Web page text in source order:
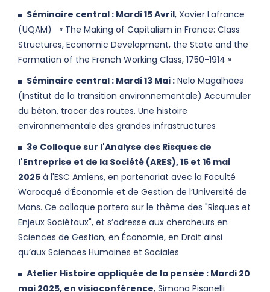
Séminaire central : Mardi 15 Avril, Xavier Lafrance
(UQAM) « The Making of Capitalism in France: Class
Structures, Economic Development, the State and the
Formation of the French Working Class, 1750-1914 »
Séminaire central : Mardi 13 Mai : Nelo Magalhães
(Institut de la transition environnementale) Accumuler
du béton, tracer des routes. Une histoire
environnementale des grandes infrastructures
3e Colloque sur l'Analyse des Risques de
l'Entreprise et de la Société (ARES), 15 et 16 mai
2025 à l'ESC Amiens, en partenariat avec la Faculté
Warocqué d’Économie et de Gestion de l’Université de
Mons. Ce colloque portera sur le thème des "Risques et
Enjeux Sociétaux", et s’adresse aux chercheurs en
Sciences de Gestion, en Économie, en Droit ainsi
qu’aux Sciences Humaines et Sociales
Atelier Histoire appliquée de la pensée : Mardi 20
mai 2025, en visioconférence, Simona Pisanelli